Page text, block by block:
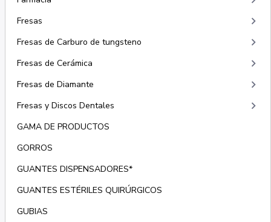
Fresas keyboard_arrow_right
Fresas de Carburo de tungsteno keyboard_arrow_right
Fresas de Cerámica keyboard_arrow_right
Fresas de Diamante keyboard_arrow_right
Fresas y Discos Dentales keyboard_arrow_right
GAMA DE PRODUCTOS
GORROS
GUANTES DISPENSADORES*
GUANTES ESTÉRILES QUIRÚRGICOS
GUBIAS